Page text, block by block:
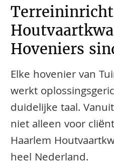
Hoveniers
Elke hovenier van
werkt
duidelijke taal.
niet alleen voor
Haarlem
heel Nederland.